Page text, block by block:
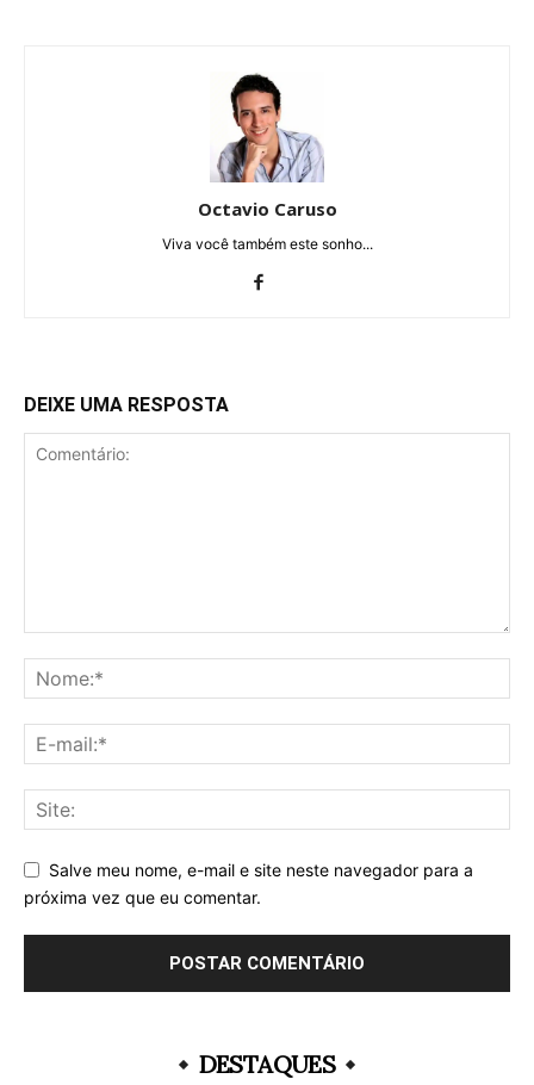
Octavio Caruso
Viva você também este sonho...
DEIXE UMA RESPOSTA
Salve meu nome, e-mail e site neste navegador para a
próxima vez que eu comentar.
DESTAQUES